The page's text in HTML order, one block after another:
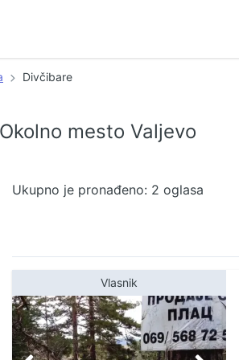
Divčibare
mesto Valjevo
Ukupno je pronađeno: 2 oglasa
Vlasnik